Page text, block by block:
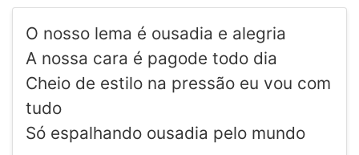
O nosso lema é ousadia e alegria
A nossa cara é pagode todo dia
Cheio de estilo na pressão eu vou com
tudo
Só espalhando ousadia pelo mundo